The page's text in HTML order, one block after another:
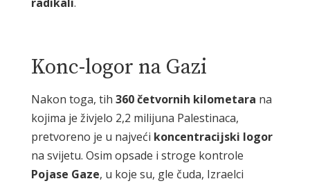
Konc-logor na Gazi
Nakon toga, tih 360četvornih kilometara na
kojima je živjelo 2,2 milijuna Palestinaca,
pretvoreno je u najveći koncentracijski logor
na svijetu. Osim opsade i stroge kontrole
Pojase Gaze, u koje su, gle čuda, Izraelci